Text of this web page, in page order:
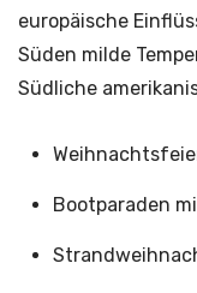
europäische
Süden milde
Südliche
Bootparaden